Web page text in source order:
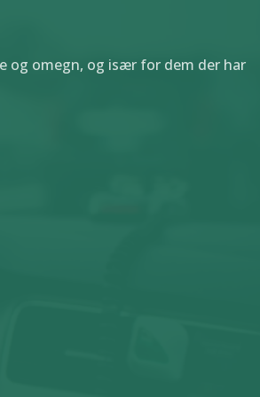
og omegn, og især for dem der har